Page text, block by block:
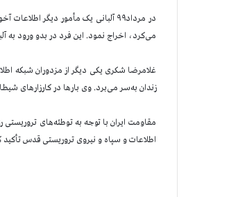
در مرداد۹۹ آلبانی یک مأمور دیگر
می‌کرد، اخراج نمود. این فرد در بدو ورود به
غلامرضا شکری یکی دیگر از مزدوران شبکه
زندان به‌سر می‌برد. وی بارها در کارزارهای
مقاومت ایران با توجه به توطئه‌های
اطلاعات و سپاه و نیروی تروریستی قدس